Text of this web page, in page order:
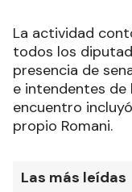
La actividad
todos los
presencia de
e intendentes de
encuentro
propio Romani.
Las más leídas